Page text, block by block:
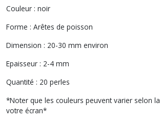
Couleur : noir
Forme : Arêtes de poisson
Dimension : 20-30 mm environ
Epaisseur : 2-4 mm
Quantité : 20 perles
*Noter que les couleurs peuvent varier selon
votre écran*